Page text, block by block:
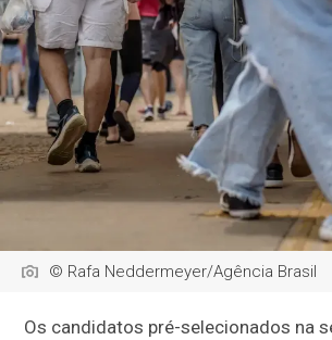
© Rafa Neddermeyer/Agência Brasil
Os candidatos pré-selecionados na